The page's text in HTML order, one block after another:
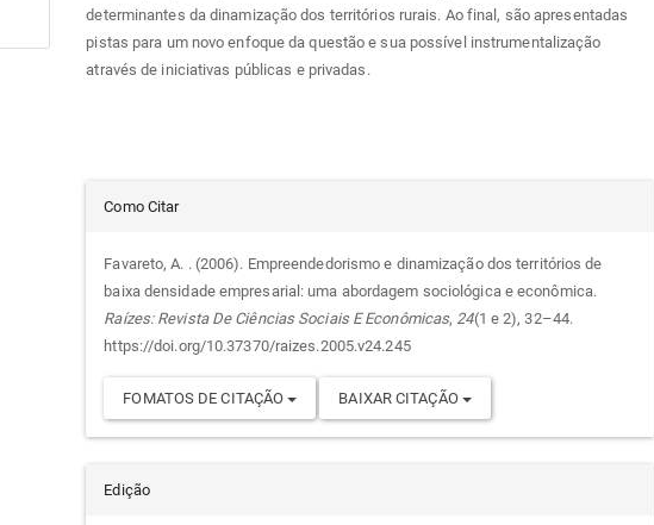
determinantes da dinamização dos territórios rurais. Ao final, são apresentadas
pistas para um novo enfoque da questão e sua possível instrumentalização
através de iniciativas públicas e privadas.
Detalhes
do
artigo
Como Citar
Favareto, A. . (2006). Empreendedorismo e dinamização dos territórios de
baixa densidade empresarial: uma abordagem sociológica e econômica.
Raízes: Revista De Ciências Sociais E Econômicas, 24(1 e 2), 32–44.
https://doi.org/10.37370/raizes.2005.v24.245
FOMATOS DE CITAÇÃO BAIXAR CITAÇÃO
Edição